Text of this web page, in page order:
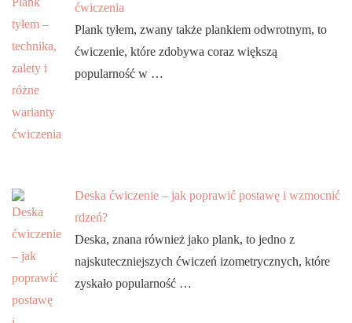
ćwiczenia
Plank tyłem, zwany także plankiem odwrotnym, to
ćwiczenie, które zdobywa coraz większą
popularność w …
Deska ćwiczenie – jak poprawić postawę i wzmocnić
rdzeń?
Deska, znana również jako plank, to jedno z
najskuteczniejszych ćwiczeń izometrycznych, które
zyskało popularność …